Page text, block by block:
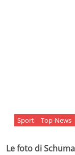
Sport Top-News
Le foto di